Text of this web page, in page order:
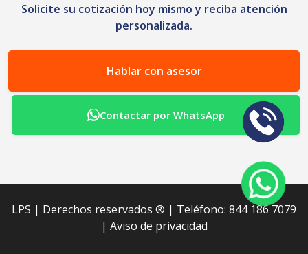
Solicite su cotización hoy mismo y reciba atención
personalizada.
Hablar con asesor
Contactar por WhatsApp
LPS | Derechos reservados ®︎ | Teléfono: 844 186 7079
| Aviso de privacidad